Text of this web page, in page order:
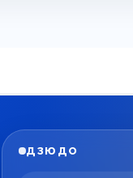
ДЗЮДО